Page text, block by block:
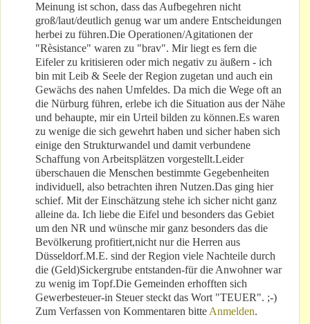
Meinung ist schon, dass das Aufbegehren nicht
groß/laut/deutlich genug war um andere Entscheidungen
herbei zu führen.Die Operationen/Agitationen der
"Rèsistance" waren zu "brav". Mir liegt es fern die
Eifeler zu kritisieren oder mich negativ zu äußern - ich
bin mit Leib & Seele der Region zugetan und auch ein
Gewächs des nahen Umfeldes. Da mich die Wege oft an
die Nürburg führen, erlebe ich die Situation aus der Nähe
und behaupte, mir ein Urteil bilden zu können.Es waren
zu wenige die sich gewehrt haben und sicher haben sich
einige den Strukturwandel und damit verbundene
Schaffung von Arbeitsplätzen vorgestellt.Leider
überschauen die Menschen bestimmte Gegebenheiten
individuell, also betrachten ihren Nutzen.Das ging hier
schief. Mit der Einschätzung stehe ich sicher nicht ganz
alleine da. Ich liebe die Eifel und besonders das Gebiet
um den NR und wünsche mir ganz besonders das die
Bevölkerung profitiert,nicht nur die Herren aus
Düsseldorf.M.E. sind der Region viele Nachteile durch
die (Geld)Sickergrube entstanden-für die Anwohner war
zu wenig im Topf.Die Gemeinden erhofften sich
Gewerbesteuer-in Steuer steckt das Wort "TEUER". ;-)
Zum Verfassen von Kommentaren bitte Anmelden.